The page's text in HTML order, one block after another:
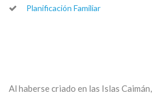
Planificación Familiar
Al haberse criado en las Islas